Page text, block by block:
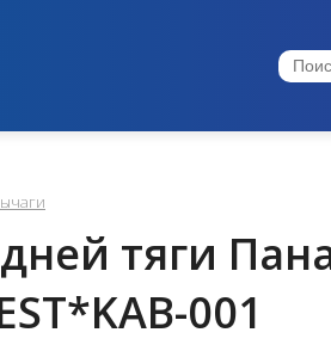
тяги
001